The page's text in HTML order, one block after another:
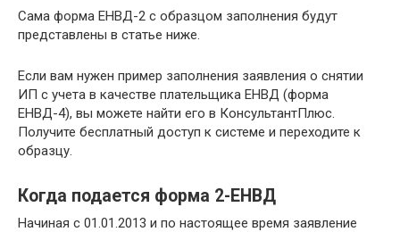
Сама форма ЕНВД-2 с образцом заполнения будут
представлены в статье ниже.
Если вам нужен пример заполнения заявления о снятии
ИП с учета в качестве плательщика ЕНВД (форма
ЕНВД-4), вы можете найти его в КонсультантПлюс.
Получите бесплатный доступ к системе и переходите к
образцу.
Когда подается форма 2-ЕНВД
Начиная с 01.01.2013 и по настоящее время заявление